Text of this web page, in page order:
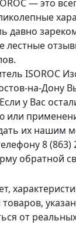
— это
давно
лестные
ISOROC
на-Дону
у Вас
или
их нашим
8 (863)
обратной
от